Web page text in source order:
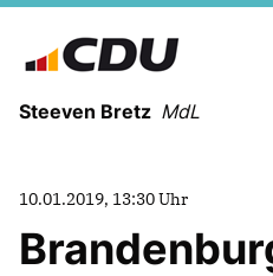
Steeven Bretz MdL
10.01.2019, 13:30 Uhr